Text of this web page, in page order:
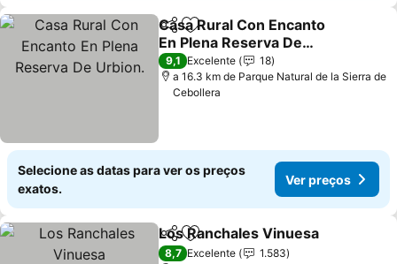
PartilharAdicionar aos favoritos
Casa Rural Con Encanto
En Plena Reserva De
Urbion.
9,1 Excelente
18
a 16.3 km de Parque Natural de la Sierra de
Cebollera
Selecione as datas para ver os preços
exatos.
Ver preços
PartilharAdicionar aos favoritos
Los Ranchales Vinuesa
8,7 Excelente
1.583